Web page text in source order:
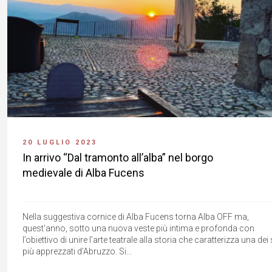
20 LUGLIO 2023
In arrivo “Dal tramonto all’alba” nel borgo
medievale di Alba Fucens
Nella suggestiva cornice di Alba Fucens torna Alba OFF ma,
quest'anno, sotto una nuova veste più intima e profonda con
l’obiettivo di unire l’arte teatrale alla storia che caratterizza una dei
più apprezzati d’Abruzzo. Si...